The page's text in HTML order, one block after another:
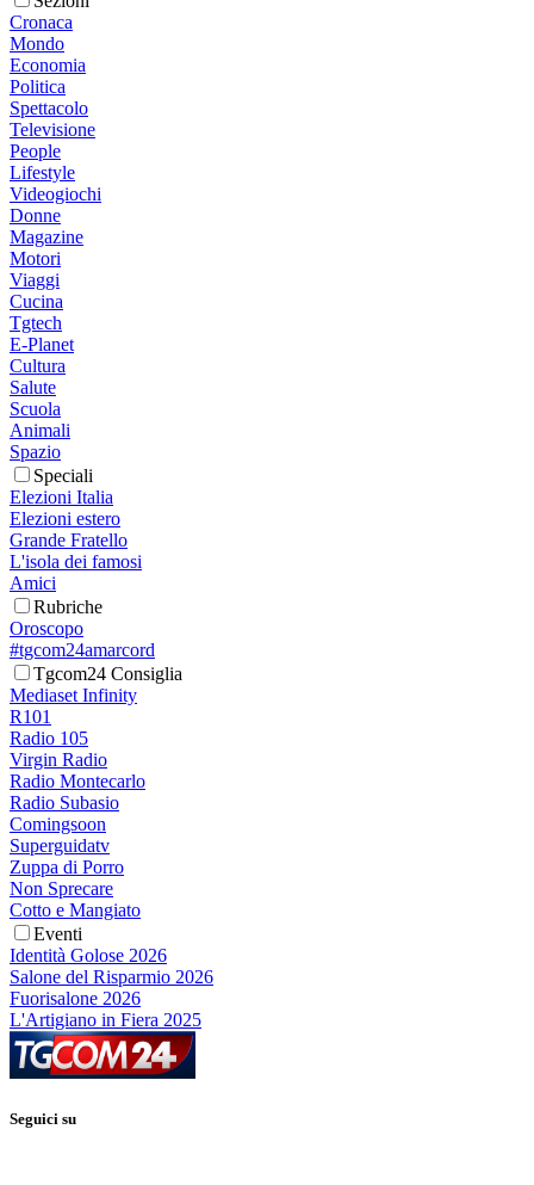
Cronaca
Mondo
Economia
Politica
Spettacolo
Televisione
People
Lifestyle
Videogiochi
Donne
Magazine
Motori
Viaggi
Cucina
Tgtech
E-Planet
Cultura
Salute
Scuola
Animali
Spazio
Speciali
Elezioni Italia
Elezioni estero
Grande Fratello
L'isola dei famosi
Amici
Rubriche
Oroscopo
#tgcom24amarcord
Tgcom24 Consiglia
Mediaset Infinity
R101
Radio 105
Virgin Radio
Radio Montecarlo
Radio Subasio
Comingsoon
Superguidatv
Zuppa di Porro
Non Sprecare
Cotto e Mangiato
Eventi
Identità Golose 2026
Salone del Risparmio 2026
Fuorisalone 2026
L'Artigiano in Fiera 2025
Seguici su